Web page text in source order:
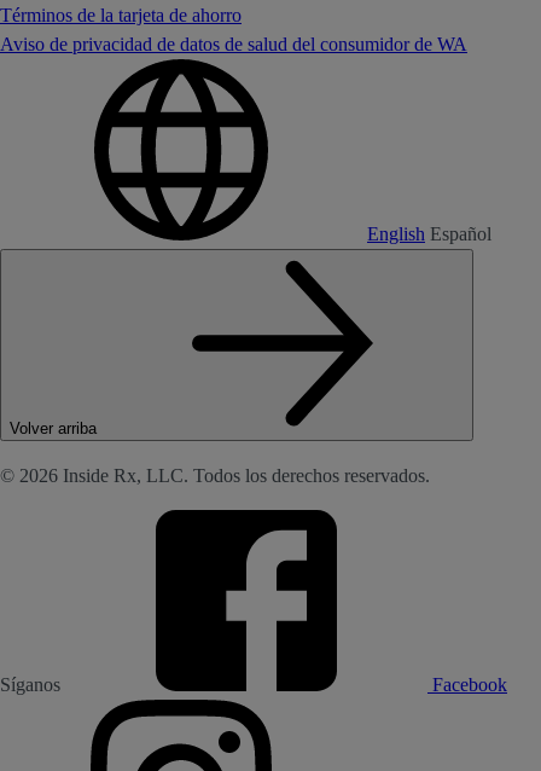
Términos de la tarjeta de ahorro
Aviso de privacidad de datos de salud del consumidor de WA
English Español
Volver arriba
© 2026 Inside Rx, LLC. Todos los derechos reservados.
Síganos Facebook